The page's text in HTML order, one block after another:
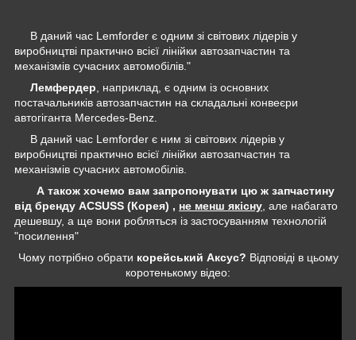
В даний час Lemforder є одним зі світових лідерів у
виробництві практично всієї лінійки автозапчастин та
механізмів сучасних автомобілів."
Лемфердер , наприклад, є одним із основних
постачальників автозапчастин на складальні конвеєри
автогіганта Mercedes-Benz.
В даний час Lemforder є ним зі світових лідерів у
виробництві практично всієї лінійки автозапчастин та
механізмів сучасних автомобілів.
А також хочемо вам запропонувати цю ж запчастину
від бренду ACSUSS (Корея) , не менш якісну , але набагато
дешевшу, а ще вони робляться із застосуванням технологій
"посилення"
Чому потрібно обрати корейський Аксус? Відповіді в цьому
коротенькому відео: